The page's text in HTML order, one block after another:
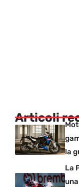
Articoli
la
La